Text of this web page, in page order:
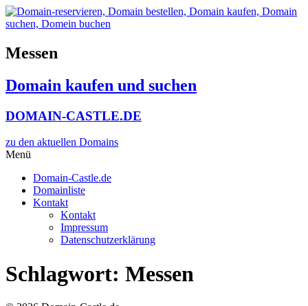
Zum
Inhalt
Messen
Domain kaufen und suchen
DOMAIN-CASTLE.DE
zu den aktuellen Domains​
Menü
Domain-Castle.de
Domainliste
Kontakt
Kontakt
Impressum
Datenschutzerklärung
Schlagwort: Messen